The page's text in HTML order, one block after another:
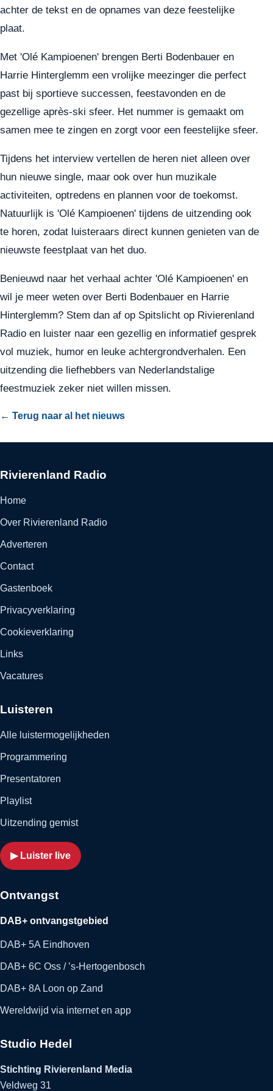
achter de tekst en de opnames van deze feestelijke
plaat.
Met 'Olé Kampioenen' brengen Berti Bodenbauer en
Harrie Hinterglemm een vrolijke meezinger die perfect
past bij sportieve successen, feestavonden en de
gezellige après-ski sfeer. Het nummer is gemaakt om
samen mee te zingen en zorgt voor een feestelijke sfeer.
Tijdens het interview vertellen de heren niet alleen over
hun nieuwe single, maar ook over hun muzikale
activiteiten, optredens en plannen voor de toekomst.
Natuurlijk is 'Olé Kampioenen' tijdens de uitzending ook
te horen, zodat luisteraars direct kunnen genieten van de
nieuwste feestplaat van het duo.
Benieuwd naar het verhaal achter 'Olé Kampioenen' en
wil je meer weten over Berti Bodenbauer en Harrie
Hinterglemm? Stem dan af op Spitslicht op Rivierenland
Radio en luister naar een gezellig en informatief gesprek
vol muziek, humor en leuke achtergrondverhalen. Een
uitzending die liefhebbers van Nederlandstalige
feestmuziek zeker niet willen missen.
← Terug naar al het nieuws
Rivierenland Radio
Home
Over Rivierenland Radio
Adverteren
Contact
Gastenboek
Privacyverklaring
Cookieverklaring
Links
Vacatures
Luisteren
Alle luistermogelijkheden
Programmering
Presentatoren
Playlist
Uitzending gemist
▶ Luister live
Ontvangst
DAB+ ontvangstgebied
DAB+ 5A Eindhoven
DAB+ 6C Oss / ’s-Hertogenbosch
DAB+ 8A Loon op Zand
Wereldwijd via internet en app
Studio Hedel
Stichting Rivierenland Media
Veldweg 31